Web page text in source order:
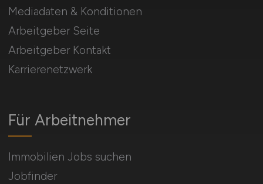
Für Arbeitnehmer
Immobilien Jobs suchen
Jobfinder
Mediadaten & Konditionen
Arbeitgeber Seite
Arbeitgeber Kontakt
Karrierenetzwerk